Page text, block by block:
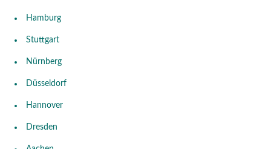
Hamburg
Stuttgart
Nürnberg
Düsseldorf
Hannover
Dresden